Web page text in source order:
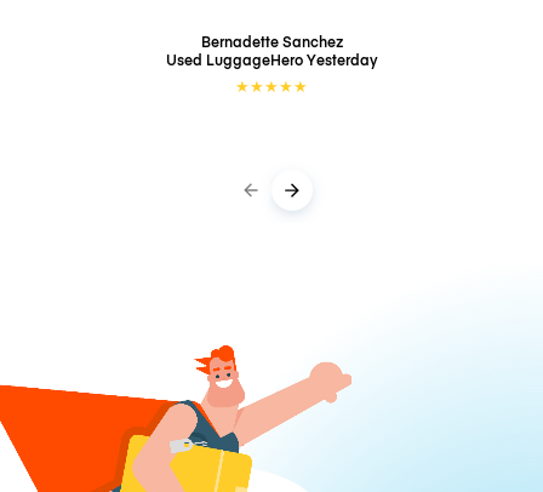
Bernadette Sanchez
Used LuggageHeroYesterday
★★★★★